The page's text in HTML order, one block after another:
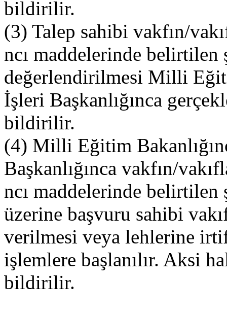
bildirilir.
(3) Talep sahibi vakfın/
ncı maddelerinde belirtilen
değerlendirilmesi Milli
İşleri Başkanlığınca
bildirilir.
(4) Milli Eğitim
Başkanlığınca vakfın/
ncı maddelerinde belirtilen
üzerine başvuru sahibi
verilmesi veya lehlerine
işlemlere başlanılır. Aksi
bildirilir.